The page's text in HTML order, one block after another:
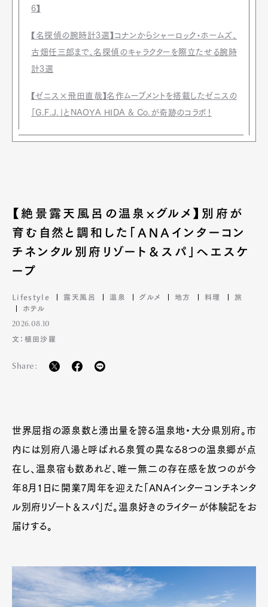
6】
【名探偵の腕時計3選】コナンからシャーロック・ホームズ、
古畑任三郎まで、名探偵のキャラクターを際立たせる腕時
計3選
【ゼニス×飛田直哉】名作ムーブメントを搭載したゼニスの
「G.F.J.」とNAOYA HIDA & Co.が奇跡のコラボ！
【絶景露天風呂の温泉×グルメ】別府が
育む自然と調和した「ANAインターコン
チネンタル別府リゾート＆スパ」へエスケ
ープ
Lifestyle 露天風呂 温泉 グルメ 地方 料理
旅
ホテル
2026.08.10
文：植田沙羅
Share:
世界屈指の源泉数と湧出量を誇る温泉地・大分県別府。市
内には別府八湯と呼ばれる泉質の異なる8つの温泉郷が点
在し、温泉宿も数あれど、唯一無二の存在感を放つのが今
年8月1日に開業7周年を迎えた「ANAインターコンチネンタ
ル別府リゾート＆スパ」だ。温泉好きのライターが体験記をお
届けする。